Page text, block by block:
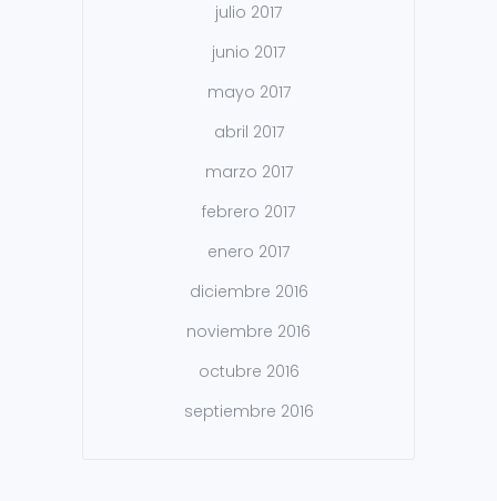
julio 2017
junio 2017
mayo 2017
abril 2017
marzo 2017
febrero 2017
enero 2017
diciembre 2016
noviembre 2016
octubre 2016
septiembre 2016